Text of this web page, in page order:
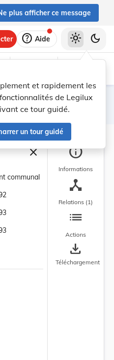
plus afficher ce message
help Aide
et rapidement les
de Legilux
ce tour guidé.
un tour guidé
light_mode dark_mode
Filtres
closeFermer la barre
communal
info
Informations
device_hub
Relations (1)
list
Actions
save_alt
Téléchargement